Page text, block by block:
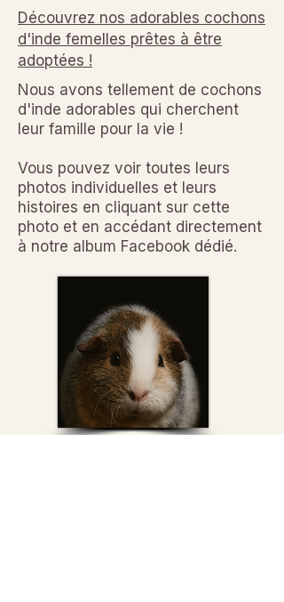
Découvrez nos adorables cochons
d'inde femelles prêtes à être
adoptées !
Nous avons tellement de cochons
d'inde adorables qui cherchent
leur famille pour la vie !
Vous pouvez voir toutes leurs
photos individuelles et leurs
histoires en cliquant sur cette
photo et en accédant directement
à notre album Facebook dédié.